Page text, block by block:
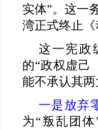
实体”。这一
湾正式终止
这一宪政
的“政权虚己
能不承认其两
一是放弃
为“叛乱团